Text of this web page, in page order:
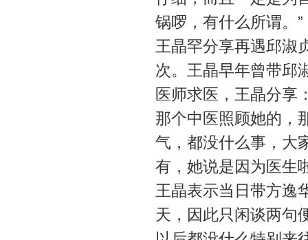
锅啰，有什么所谓。”
王晶罕分享再遇邱淑
次。王晶早年曾带邱
医师求医，王晶分享
那个中医照顾她的，
气，都没什么事，
有，她说是因为医
王晶表示当日带方逸
天，因此只闲谈两句